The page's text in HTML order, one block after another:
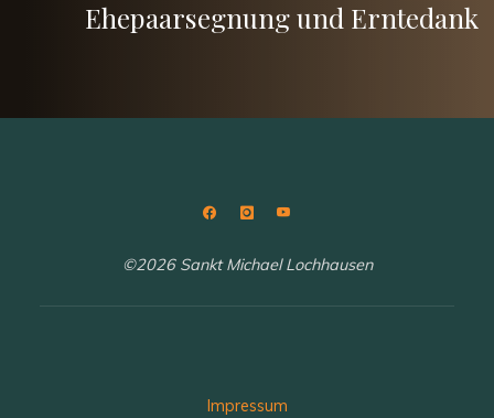
Ehepaarsegnung und Erntedank
©2026 Sankt Michael Lochhausen
Impressum